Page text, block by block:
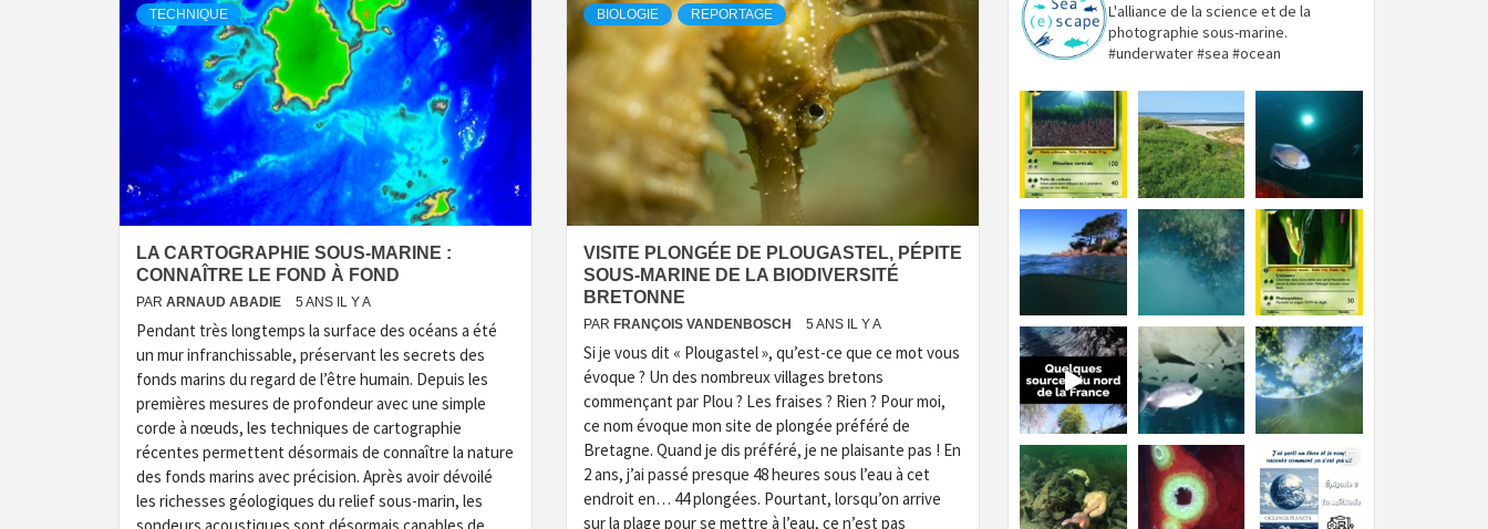
TECHNIQUE
LA CARTOGRAPHIE SOUS-MARINE :
CONNAÎTRE LE FOND À FOND
PAR ARNAUD ABADIE 5 ANS IL Y A
Pendant très longtemps la surface des océans a été
un mur infranchissable, préservant les secrets des
fonds marins du regard de l’être humain. Depuis les
premières mesures de profondeur avec une simple
corde à nœuds, les techniques de cartographie
récentes permettent désormais de connaître la nature
des fonds marins avec précision. Après avoir dévoilé
les richesses géologiques du relief sous-marin, les
BIOLOGIE REPORTAGE
VISITE PLONGÉE DE PLOUGASTEL, PÉPITE
SOUS-MARINE DE LA BIODIVERSITÉ
BRETONNE
PAR FRANÇOIS VANDENBOSCH 5 ANS IL Y A
Si je vous dit « Plougastel », qu’est-ce que ce mot vous
évoque ? Un des nombreux villages bretons
commençant par Plou ? Les fraises ? Rien ? Pour moi,
ce nom évoque mon site de plongée préféré de
Bretagne. Quand je dis préféré, je ne plaisante pas ! En
2 ans, j’ai passé presque 48 heures sous l’eau à cet
endroit en… 44 plongées. Pourtant, lorsqu’on arrive
sur la plage pour se mettre à l’eau, ce n’est pas
L'alliance de la science et de la
photographie sous-marine.
#underwater #sea #ocean